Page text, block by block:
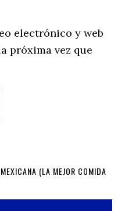
electrónico y web
próxima vez que
(LA MEJOR COMIDA